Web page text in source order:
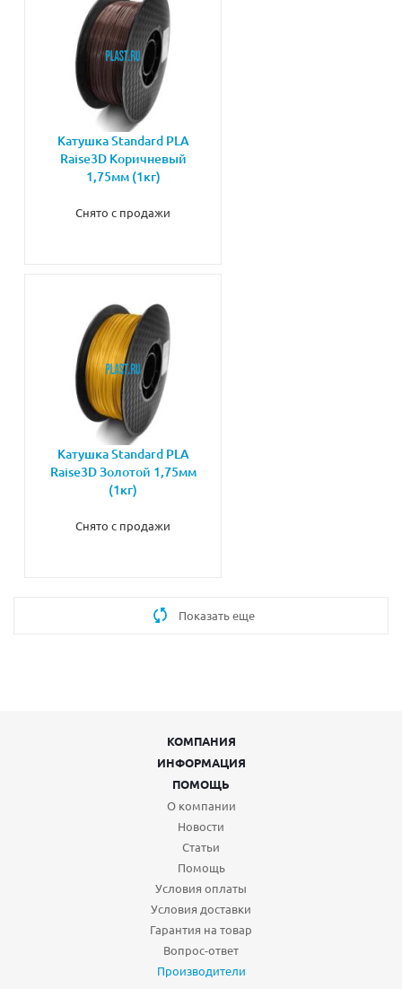
Катушка Standard PLA
Raise3D Коричневый
1,75мм (1кг)
Снято с продажи
Катушка Standard PLA
Raise3D Золотой 1,75мм
(1кг)
Снято с продажи
Показать еще
КОМПАНИЯ
ИНФОРМАЦИЯ
ПОМОЩЬ
О компании
Новости
Статьи
Помощь
Условия оплаты
Условия доставки
Гарантия на товар
Вопрос-ответ
Производители